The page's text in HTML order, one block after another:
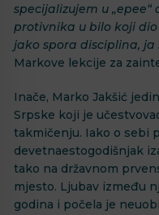
specijalizujem u
protivnika u bilo koji
jako spora disciplina,
Markove lekcije za
Inače, Marko Jakšić
Srpske koji je
takmičenju. Iako o sebi
devetnaestogodišnjak
tako na državnom
mjesto. Ljubav između
godina i počela je